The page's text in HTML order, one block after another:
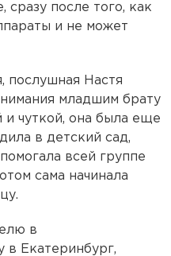
сразу после того, как
и не может
послушная Настя
младшим брату
и чуткой, она была еще
в детский сад,
всей группе
сама начинала
в
в Екатеринбург,